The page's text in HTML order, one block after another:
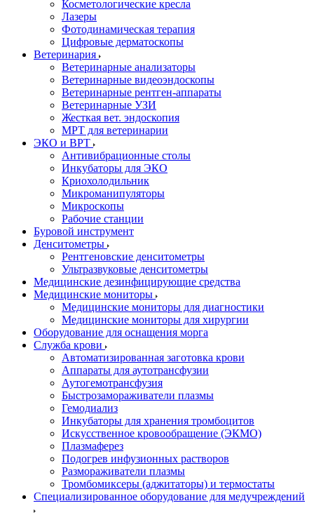
Косметологические кресла
Лазеры
Фотодинамическая терапия
Цифровые дерматоскопы
Ветеринария
Ветеринарные анализаторы
Ветеринарные видеоэндоскопы
Ветеринарные рентген-аппараты
Ветеринарные УЗИ
Жесткая вет. эндоскопия
МРТ для ветеринарии
ЭКО и ВРТ
Антивибрационные столы
Инкубаторы для ЭКО
Криохолодильник
Микроманипуляторы
Микроскопы
Рабочие станции
Буровой инструмент
Денситометры
Рентгеновские денситометры
Ультразвуковые денситометры
Медицинские дезинфицирующие средства
Медицинские мониторы
Медицинские мониторы для диагностики
Медицинские мониторы для хирургии
Оборудование для оснащения морга
Служба крови
Автоматизированная заготовка крови
Аппараты для аутотрансфузии
Аутогемотрансфузия
Быстрозамораживатели плазмы
Гемодиализ
Инкубаторы для хранения тромбоцитов
Искусственное кровообращение (ЭКМО)
Плазмаферез
Подогрев инфузионных растворов
Размораживатели плазмы
Тромбомиксеры (аджитаторы) и термостаты
Специализированное оборудование для медучреждений